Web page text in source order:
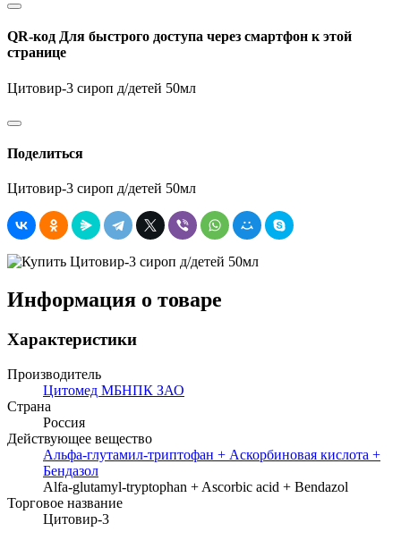
QR-код Для быстрого доступа через смартфон к этой
странице
Цитовир-3 сироп д/детей 50мл
Поделиться
Цитовир-3 сироп д/детей 50мл
Информация о товаре
Характеристики
Производитель
Цитомед МБНПК ЗАО
Страна
Россия
Действующее вещество
Альфа-глутамил-триптофан + Аскорбиновая кислота +
Бендазол
Alfa-glutamyl-tryptophan + Ascorbic acid + Bendazol
Торговое название
Цитовир-3